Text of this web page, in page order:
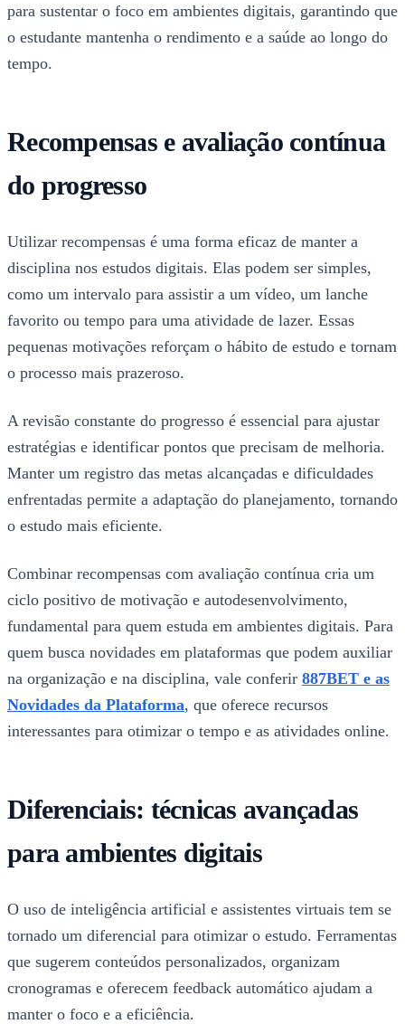
para sustentar o foco em ambientes digitais, garantindo que
o estudante mantenha o rendimento e a saúde ao longo do
tempo.
Recompensas e avaliação contínua
do progresso
Utilizar recompensas é uma forma eficaz de manter a
disciplina nos estudos digitais. Elas podem ser simples,
como um intervalo para assistir a um vídeo, um lanche
favorito ou tempo para uma atividade de lazer. Essas
pequenas motivações reforçam o hábito de estudo e tornam
o processo mais prazeroso.
A revisão constante do progresso é essencial para ajustar
estratégias e identificar pontos que precisam de melhoria.
Manter um registro das metas alcançadas e dificuldades
enfrentadas permite a adaptação do planejamento, tornando
o estudo mais eficiente.
Combinar recompensas com avaliação contínua cria um
ciclo positivo de motivação e autodesenvolvimento,
fundamental para quem estuda em ambientes digitais. Para
quem busca novidades em plataformas que podem auxiliar
na organização e na disciplina, vale conferir 887BET e as
Novidades da Plataforma, que oferece recursos
interessantes para otimizar o tempo e as atividades online.
Diferenciais: técnicas avançadas
para ambientes digitais
O uso de inteligência artificial e assistentes virtuais tem se
tornado um diferencial para otimizar o estudo. Ferramentas
que sugerem conteúdos personalizados, organizam
cronogramas e oferecem feedback automático ajudam a
manter o foco e a eficiência.